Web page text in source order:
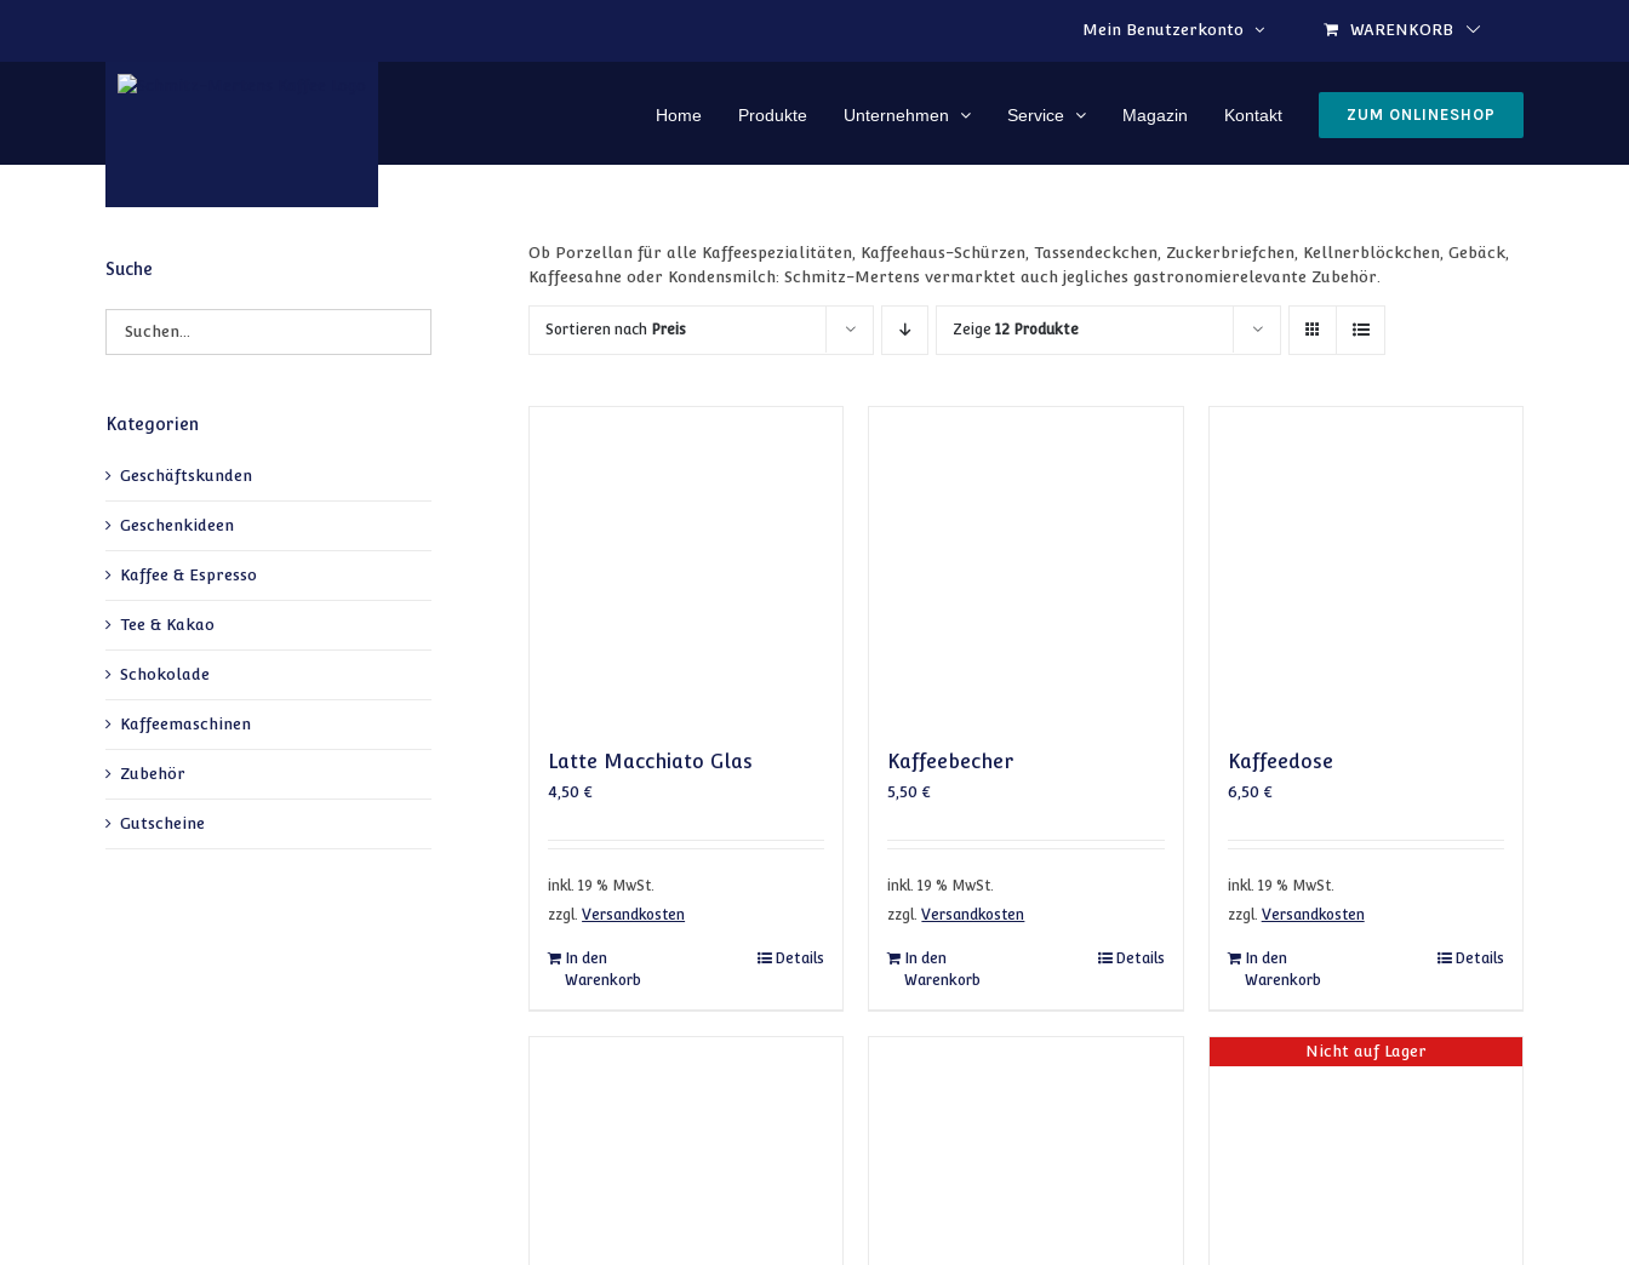
Mein Benutzerkonto
WARENKORB
Home Produkte Unternehmen Service Magazin Kontakt ZUM ONLINESHOP
Ob Porzellan für alle Kaffeespezialitäten, Kaffeehaus-Schürzen, Tassendeckchen, Zuckerbriefchen, Kellnerblöckchen, Gebäck,
Kaffeesahne oder Kondensmilch: Schmitz-Mertens vermarktet auch jegliches gastronomierelevante Zubehör.
Sortieren nach Preis Zeige12 Produkte
Latte Macchiato Glas
4,50€
inkl. 19 % MwSt.
zzgl.Versandkosten
In den
Warenkorb
Details
Kaffeebecher
5,50€
inkl. 19 % MwSt.
zzgl.Versandkosten
In den
Warenkorb
Details
Kaffeedose
6,50 €
inkl. 19 % MwSt.
zzgl. Versandkosten
In den
Warenkorb
Details
Nicht auf Lager
Suche
Kategorien
Geschäftskunden
Geschenkideen
Kaffee & Espresso
Tee & Kakao
Schokolade
Kaffeemaschinen
Zubehör
Gutscheine